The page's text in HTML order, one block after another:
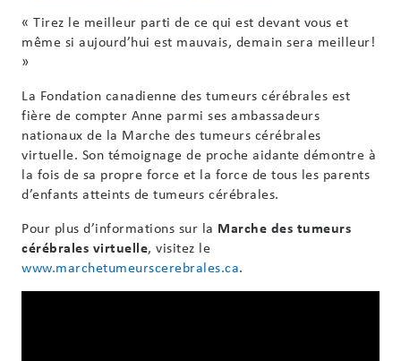
« Tirez le meilleur parti de ce qui est devant vous et
même si aujourd’hui est mauvais, demain sera meilleur!
»
La Fondation canadienne des tumeurs cérébrales est
fière de compter Anne parmi ses ambassadeurs
nationaux de la Marche des tumeurs cérébrales
virtuelle. Son témoignage de proche aidante démontre à
la fois de sa propre force et la force de tous les parents
d’enfants atteints de tumeurs cérébrales.
Pour plus d’informations sur la Marche des tumeurs
cérébrales virtuelle, visitez le
www.marchetumeurscerebrales.ca.